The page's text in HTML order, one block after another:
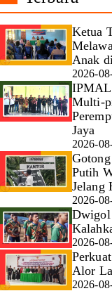
Ketua
Anak
2026-
Multi-
Jaya
2026-
Putih
Jelang
2026-
Dwigol
2026-
Alor
2026-